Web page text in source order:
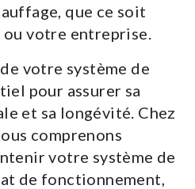
que ce soit
votre entreprise.
votre système de
pour assurer sa
et sa longévité. Chez
comprenons
votre système de
de fonctionnement,